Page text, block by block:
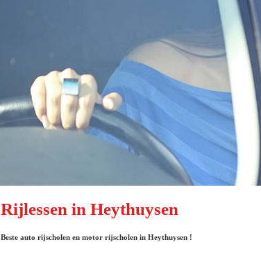
Rijlessen in Heythuysen
Beste auto rijscholen en motor rijscholen in Heythuysen !